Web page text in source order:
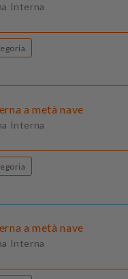
Interna
categoria
a metà nave
Interna
categoria
a metà nave
Interna